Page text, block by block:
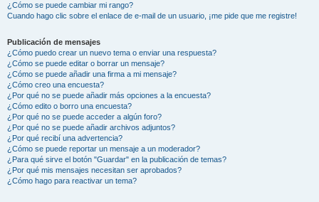
¿Cómo se puede cambiar mi rango?
Cuando hago clic sobre el enlace de e-mail de un usuario, ¡me pide que me registre!
Publicación de mensajes
¿Cómo puedo crear un nuevo tema o enviar una respuesta?
¿Cómo se puede editar o borrar un mensaje?
¿Cómo se puede añadir una firma a mi mensaje?
¿Cómo creo una encuesta?
¿Por qué no se puede añadir más opciones a la encuesta?
¿Cómo edito o borro una encuesta?
¿Por qué no se puede acceder a algún foro?
¿Por qué no se puede añadir archivos adjuntos?
¿Por qué recibí una advertencia?
¿Cómo se puede reportar un mensaje a un moderador?
¿Para qué sirve el botón "Guardar" en la publicación de temas?
¿Por qué mis mensajes necesitan ser aprobados?
¿Cómo hago para reactivar un tema?